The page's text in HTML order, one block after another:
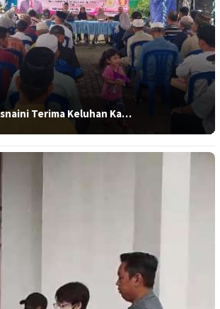
Terima Keluhan Ka…